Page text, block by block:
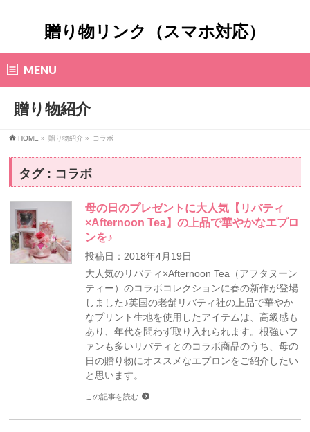
贈り物リンク（スマホ対応）
MENU
贈り物紹介
HOME » 贈り物紹介 » コラボ
タグ : コラボ
母の日のプレゼントに大人気【リバティ
×Afternoon Tea】の上品で華やかなエプロ
ンを♪
投稿日：2018年4月19日
大人気のリバティ×Afternoon Tea（アフタヌーン
ティー）のコラボコレクションに春の新作が登場
しました♪英国の老舗リバティ社の上品で華やか
なプリント生地を使用したアイテムは、高級感も
あり、年代を問わず取り入れられます。根強いフ
ァンも多いリバティとのコラボ商品のうち、母の
日の贈り物にオススメなエプロンをご紹介したい
と思います。
この記事を読む